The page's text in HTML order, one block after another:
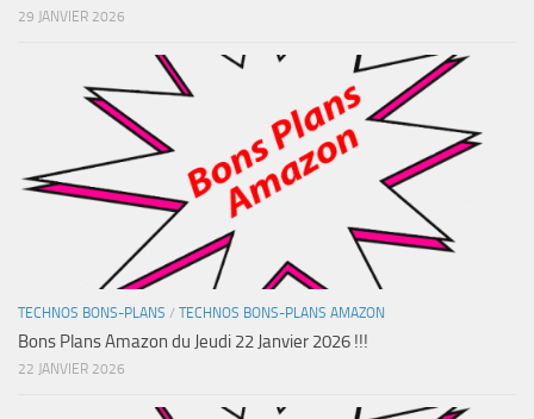
29 JANVIER 2026
TECHNOS BONS-PLANS / TECHNOS BONS-PLANS AMAZON
Bons Plans Amazon du Jeudi 22 Janvier 2026 !!!
22 JANVIER 2026